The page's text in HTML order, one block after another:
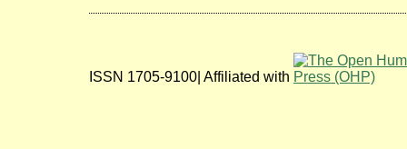
ISSN 1705-9100| Affiliated with